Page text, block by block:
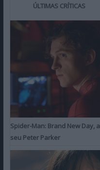
ÚLTIMAS CRÍTICAS
Spider-Man: Brand New Day,
seu Peter Parker